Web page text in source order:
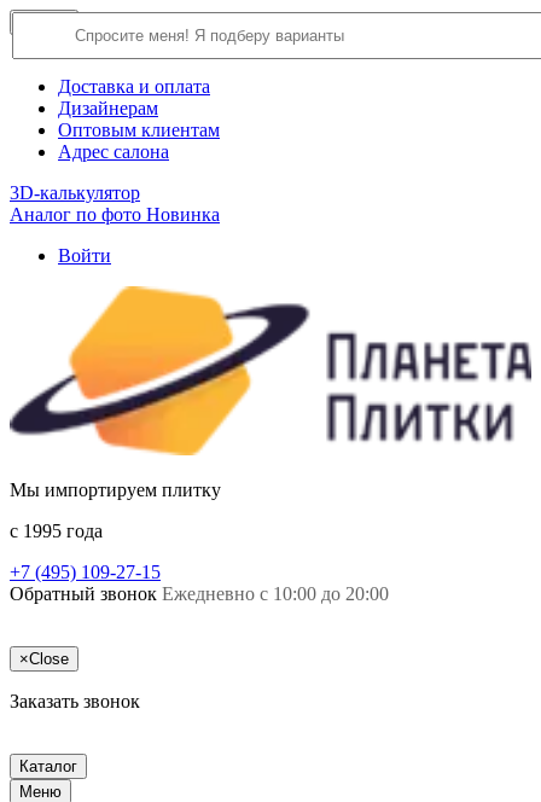
О компании
Доставка и оплата
Дизайнерам
Оптовым клиентам
Адрес салона
3D-калькулятор
Аналог по фото Новинка
Войти
Мы импортируем плитку
c 1995 года
+7 (495) 109-27-15
Обратный звонок Ежедневно с 10:00 до 20:00
×Close
Заказать звонок
Каталог
Меню